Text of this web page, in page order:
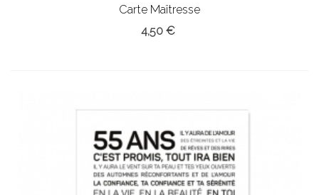
Carte Maîtresse
4,50 €